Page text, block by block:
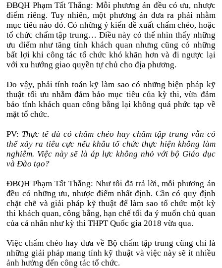
ĐBQH Phạm Tất Thắng: Mỗi phương án đều có ưu, nhược
điểm riêng. Tuy nhiên, một phương án đưa ra phải nhằm
mục tiêu nào đó. Có những ý kiến đề xuất chấm chéo, hoặc
tổ chức chấm tập trung… Điều này có thể nhìn thấy những
ưu điểm như tăng tính khách quan nhưng cũng có những
bất lợi khi công tác tổ chức khó khăn hơn và đi ngược lại
với xu hướng giao quyền tự chủ cho địa phương.
Do vậy, phải tính toán kỹ làm sao có những biện pháp kỹ
thuật tối ưu nhằm đảm bảo mục tiêu của kỳ thi, vừa đảm
bảo tính khách quan công bằng lại không quá phức tạp về
mặt tổ chức.
PV: Thực tế dù có chấm chéo hay chấm tập trung vẫn có
thể xảy ra tiêu cực nếu khâu tổ chức thực hiện không làm
nghiêm. Việc này sẽ là áp lực không nhỏ với bộ Giáo dục
và Đào tạo?
ĐBQH Phạm Tất Thắng: Như tôi đã trả lời, mỗi phương án
đều có những ưu, nhược điểm nhất định. Cần có quy định
chặt chẽ và giải pháp kỹ thuật để làm sao tổ chức một kỳ
thi khách quan, công bằng, hạn chế tối đa ý muốn chủ quan
của cá nhân như kỳ thi THPT Quốc gia 2018 vừa qua.
Việc chấm chéo hay đưa về Bộ chấm tập trung cũng chỉ là
những giải pháp mang tính kỹ thuật và việc này sẽ ít nhiều
ảnh hưởng đến công tác tổ chức.